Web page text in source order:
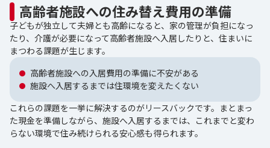
高齢者施設への住み替え費用の準備
子どもが独立して夫婦とも高齢になると、家の管理が負担になっ
たり、介護が必要になって高齢者施設へ入居したりと、住まいに
まつわる課題が生じます。
高齢者施設への入居費用の準備に不安がある
施設へ入居するまでは住環境を変えたくない
これらの課題を一挙に解決するのがリースバックです。まとまっ
た現金を準備しながら、施設へ入居するまでは、これまでと変わ
らない環境で住み続けられる安心感も得られます。